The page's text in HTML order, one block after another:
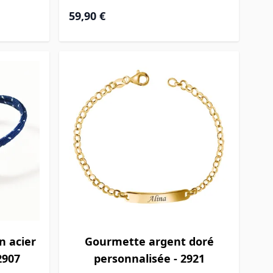
59,90 €
acier
Gourmette argent doré
personnalisée - 2921